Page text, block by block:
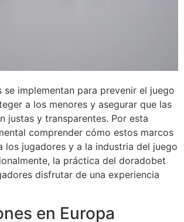
se implementan para prevenir el juego
a los menores y asegurar que las
justas y transparentes. Por esta
comprender cómo estos marcos
los jugadores y a la industria del juego
la práctica del doradobet
disfrutar de una experiencia
en Europa